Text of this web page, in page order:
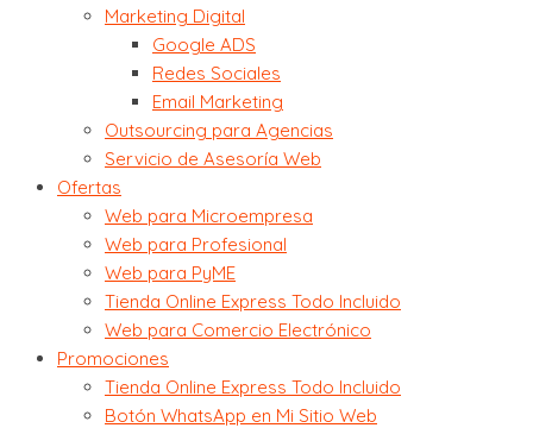
Marketing Digital
Google ADS
Redes Sociales
Email Marketing
Outsourcing para Agencias
Servicio de Asesoría Web
Ofertas
Web para Microempresa
Web para Profesional
Web para PyME
Tienda Online Express Todo Incluido
Web para Comercio Electrónico
Promociones
Tienda Online Express Todo Incluido
Botón WhatsApp en Mi Sitio Web